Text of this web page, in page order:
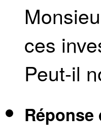
ces
Peut-il
Réponse